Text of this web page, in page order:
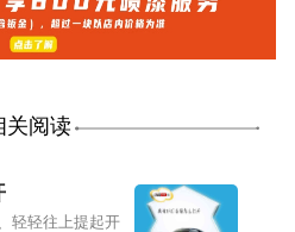
关阅读
轻轻往上提起开